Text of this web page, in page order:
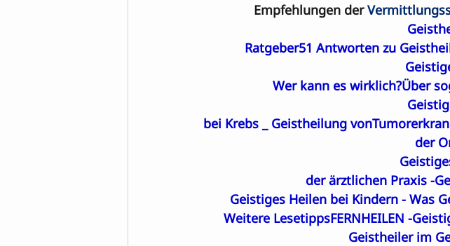
Empfehlungen der
Ratgeber51 Antworten zu
Wer kann es wirklich?Über
bei Krebs _ Geistheilung
der
der ärztlichen Praxis -
Geistiges Heilen bei Kindern - Was
Weitere LesetippsFERNHEILEN -
Geistheiler im